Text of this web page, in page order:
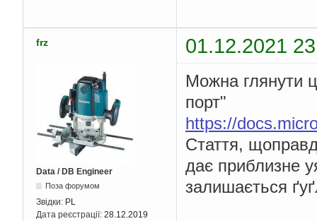
frz 01.12.2021
Data / DB Engineer
Поза форумом
Звідки: PL
Дата реєстрації: 28.12.2019
Можна глянути
порт"
https://
Стаття,
дає приблизне
залишається